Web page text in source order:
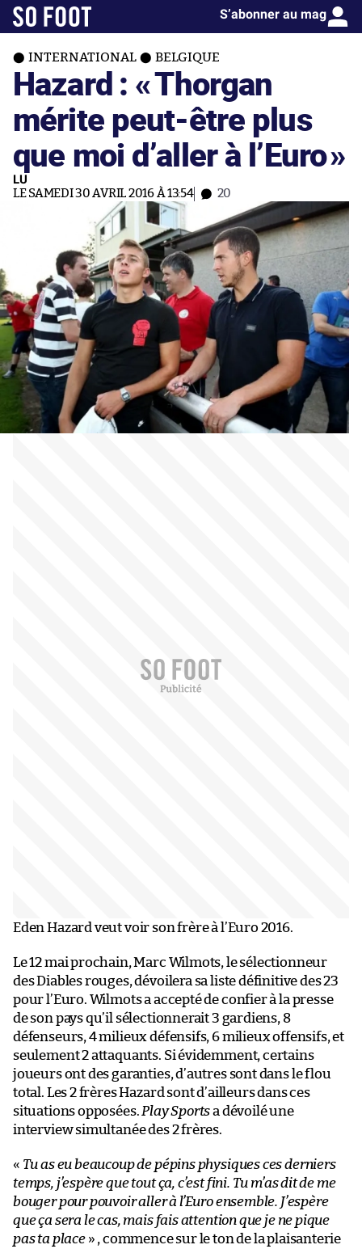
S’abonner au mag
INTERNATIONAL BELGIQUE
Hazard : «Thorgan
mérite peut-être plus
que moi d’aller à l’Euro»
LU
LE SAMEDI 30 AVRIL 2016 À 13:54 20
Eden Hazard veut voir son frère à l’Euro 2016.
Le 12 mai prochain, Marc Wilmots, le sélectionneur
des Diables rouges, dévoilera sa liste définitive des 23
pour l’Euro. Wilmots a accepté de confier à la presse
de son pays qu’il sélectionnerait 3 gardiens, 8
défenseurs, 4 milieux défensifs, 6 milieux offensifs, et
seulement 2 attaquants. Si évidemment, certains
joueurs ont des garanties, d’autres sont dans le flou
total. Les 2 frères Hazard sont d’ailleurs dans ces
situations opposées. Play Sportsa dévoilé une
interview simultanée des 2 frères.
« Tu as eu beaucoup de pépins physiques ces derniers
temps, j’espère que tout ça, c’est fini. Tu m’as dit de me
bouger pour pouvoir aller à l’Euro ensemble. J’espère
que ça sera le cas, mais fais attention que je ne pique
pas ta place» , commence sur le ton de la plaisanterie